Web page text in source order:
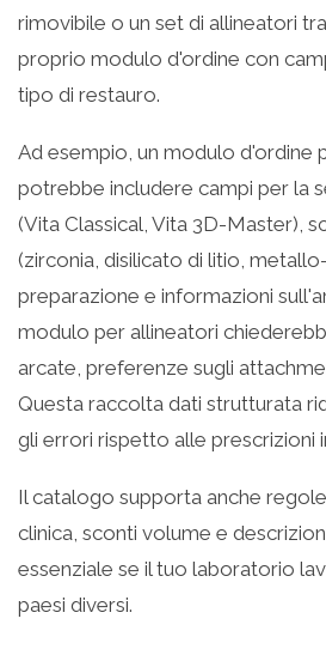
rimovibile o un set di allineatori
proprio modulo d'ordine con
tipo di restauro.
Ad esempio, un modulo d'ordine
potrebbe includere campi per la
(Vita Classical, Vita 3D-Master),
(zirconia, disilicato di litio,
preparazione e informazioni
modulo per allineatori
arcate, preferenze sugli
Questa raccolta dati strutturata
gli errori rispetto alle prescrizioni
Il catalogo supporta anche
clinica, sconti volume e
essenziale se il tuo laboratorio
paesi diversi.